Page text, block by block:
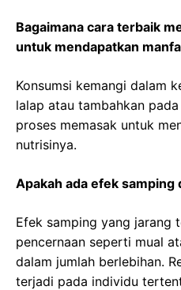
Bagaimana cara terbaik
untuk mendapatkan
Konsumsi kemangi dalam
lalap atau tambahkan
proses memasak untuk
nutrisinya.
Apakah ada efek
Efek samping yang jarang
pencernaan seperti mual
dalam jumlah berlebihan.
terjadi pada individu